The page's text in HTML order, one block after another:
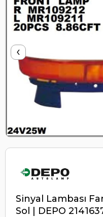
‹
Sinyal Lambası
Sol | DEPO